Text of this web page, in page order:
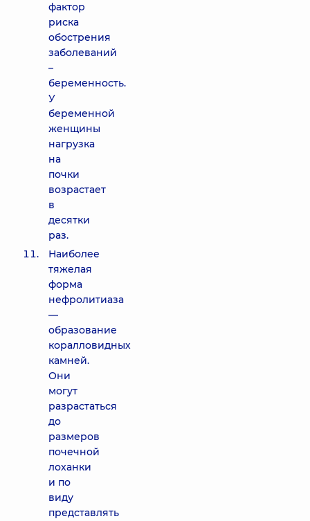
фактор
риска
обострения
заболеваний
–
беременность.
У
беременной
женщины
нагрузка
на
почки
возрастает
в
десятки
раз.
Наиболее
тяжелая
форма
нефролитиаза
—
образование
коралловидных
камней.
Они
могут
разрастаться
до
размеров
почечной
лоханки
и по
виду
представлять